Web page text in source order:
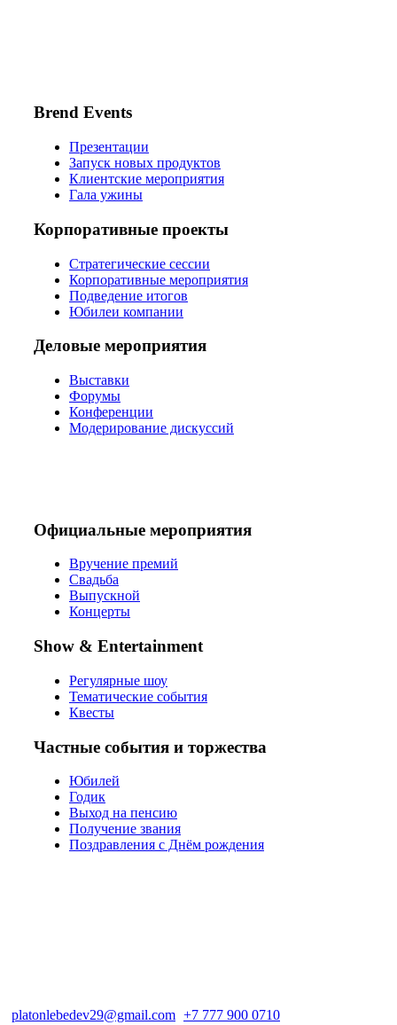
Brend Events
Презентации
Запуск новых продуктов
Клиентские мероприятия
Гала ужины
Корпоративные проекты
Стратегические сессии
Корпоративные мероприятия
Подведение итогов
Юбилеи компании
Деловые мероприятия
Выставки
Форумы
Конференции
Модерирование дискуссий
Официальные мероприятия
Вручение премий
Свадьба
Выпускной
Концерты
Show & Entertainment
Регулярные шоу
Тематические события
Квесты
Частные события и торжества
Юбилей
Годик
Выход на пенсию
Получение звания
Поздравления с Днём рождения
platonlebedev29@gmail.com +7 777 900 0710